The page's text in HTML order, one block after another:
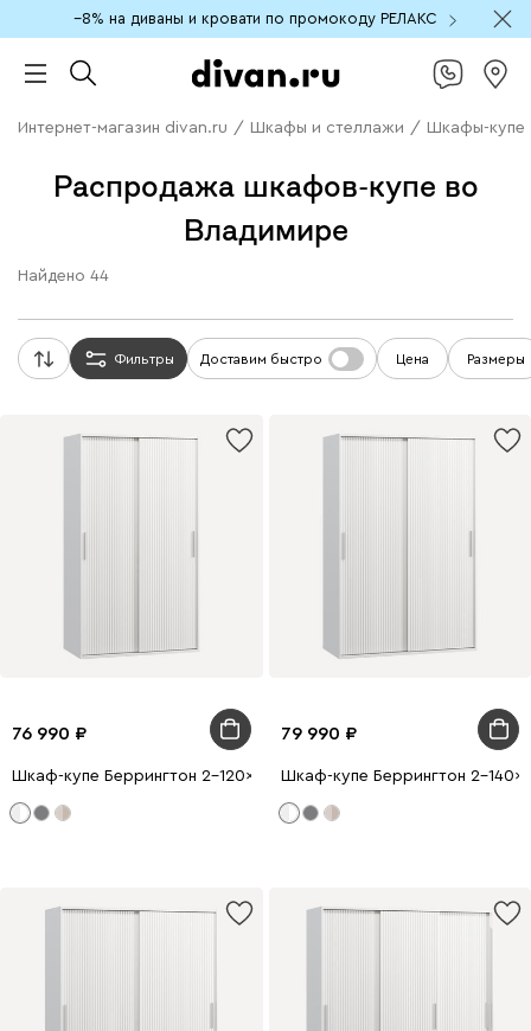
−8% на диваны и кровати по промокоду РЕЛАКС
Интернет-магазин divan.ru / Шкафы и стеллажи / Шкафы-купе
Распродажа шкафов-купе во
Владимире
Найдено 44
Фильтры Доставим быстро Цена Размеры
76 990
Шкаф-купе Беррингтон 2-120x210 Белый
79 990
Шкаф-купе Беррингтон 2-